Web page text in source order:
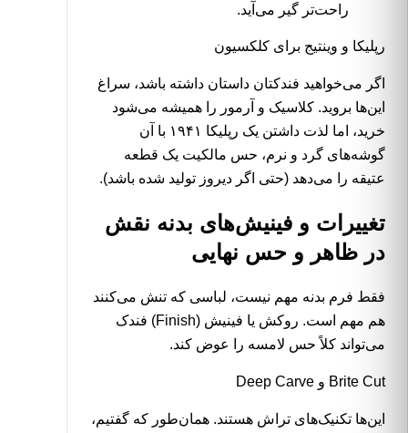
راحت‌تر گیر می‌آید.
رپلیکا و وینتیج برای کلکسیون
اگر می‌خواهید فندکتان داستان داشته باشد، سراغ
این‌ها بروید. کلاسیک و آرمور را همیشه می‌شود
خرید، اما لذت داشتن یک رپلیکا ۱۹۴۱ با آن
گوشه‌های گرد و نرم، حس مالکیت یک قطعه
عتیقه را می‌دهد (حتی اگر دیروز تولید شده باشد).
تغییرات و فینیش‌های بدنه نقش
در ظاهر و حس نهایی
فقط فرم بدنه مهم نیست، لباسی که تنش می‌کنند
هم مهم است. روکش یا فینیش (Finish) فندک
می‌تواند کلاً حس لامسه را عوض کند.
Brite Cut و Deep Carve
این‌ها تکنیک‌های تراش هستند. همان‌طور که گفتیم،